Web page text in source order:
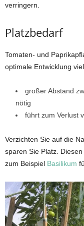
verringern.
Platzbedarf
Tomaten- und
optimale Entwicklung
großer Abstand
nötig
führt zum Verlust
Verzichten Sie auf die
sparen Sie Platz.
zum Beispiel Basilikum